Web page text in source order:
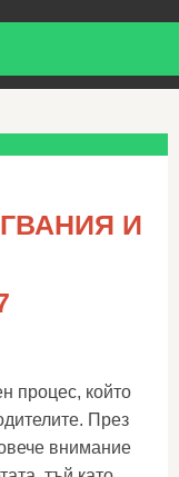
И
процес, който
През
внимание